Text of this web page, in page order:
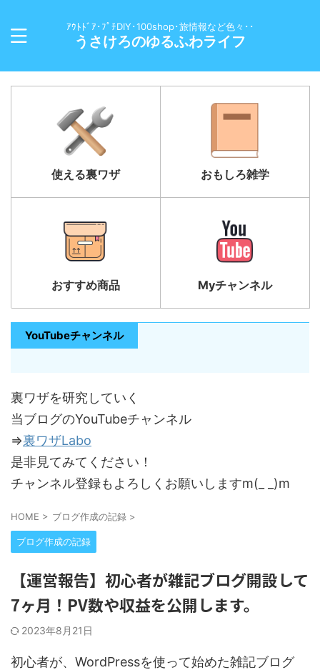
ｱｳﾄﾄﾞｱ･ﾌﾟﾁDIY･100shop･旅情報など色々･･
うさけろのゆるふわライフ
使える裏ワザ おもしろ雑学
おすすめ商品 Myチャンネル
YouTubeチャンネル
裏ワザを研究していく
当ブログのYouTubeチャンネル
⇒裏ワザLabo
是非見てみてください！
チャンネル登録もよろしくお願いしますm(_ _)m
HOME > ブログ作成の記録 >
ブログ作成の記録
【運営報告】初心者が雑記ブログ開設して
7ヶ月！PV数や収益を公開します。
2023年8月21日
初心者が、WordPressを使って始めた雑記ブログ